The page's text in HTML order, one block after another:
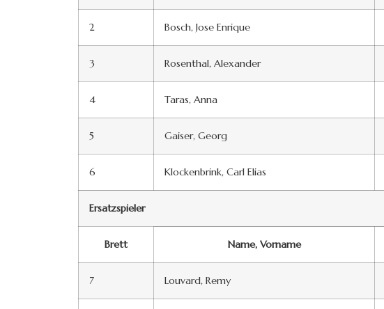
2 Bosch, Jose Enrique
3 Rosenthal, Alexander
4 Taras, Anna
5 Gaiser, Georg
6 Klockenbrink, Carl Elias
Ersatzspieler
Brett Name, Vorname
7 Louvard, Remy